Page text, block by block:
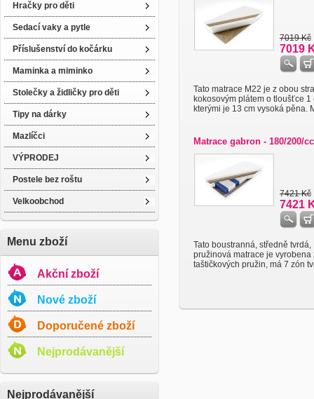
Hračky pro děti
Sedací vaky a pytle
Příslušenství do kočárku
Maminka a miminko
Stolečky a židličky pro děti
Tipy na dárky
Mazlíčci
VÝPRODEJ
Postele bez roštu
Velkoobchod
Menu zboží
Akční zboží
Nové zboží
Doporučené zboží
Nejprodávanější
Nejprodávanější
7019 Kč
7019
Tato matrace M22 je z obou
kokosovým plátem o tloušťce 1
kterými je 13 cm vysoká pěna.
Matrace gabron - 180/200/
7421 Kč
7421
Tato boustranná, středně tvrdá,
pružinová matrace je vyrobena
taštičkových pružin, má 7 zón